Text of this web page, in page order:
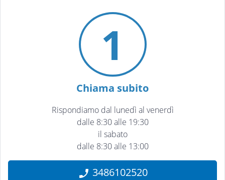
1
Chiama subito
Rispondiamo dal lunedì al venerdì
dalle 8:30 alle 19:30
il sabato
dalle 8:30 alle 13:00
3486102520